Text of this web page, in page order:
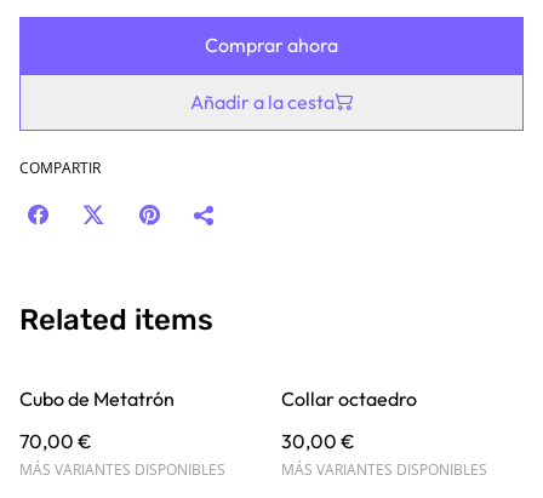
Comprar ahora
Añadir a la cesta
COMPARTIR
Related items
Cubo de Metatrón
70,00 €
MÁS VARIANTES DISPONIBLES
Collar octaedro
30,00 €
MÁS VARIANTES DISPONIBLES